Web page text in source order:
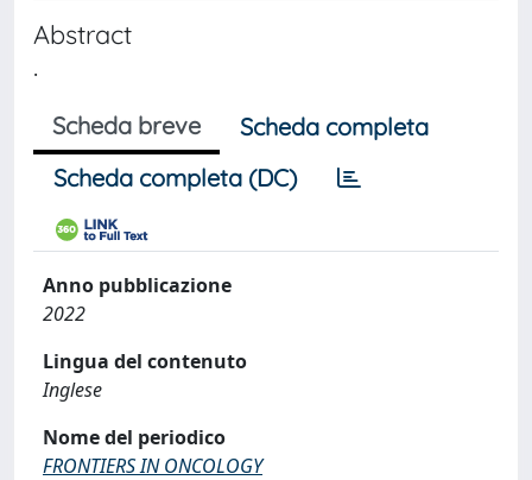
Abstract
.
Scheda breve
Scheda completa
Scheda completa (DC)
Anno pubblicazione
2022
Lingua del contenuto
Inglese
Nome del periodico
FRONTIERS IN ONCOLOGY